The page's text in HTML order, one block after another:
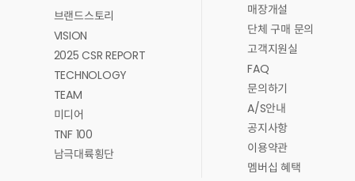
브랜드스토리
VISION
2025 CSR REPORT
TECHNOLOGY
TEAM
미디어
TNF 100
남극대륙횡단
매장개설
단체 구매 문의
고객지원실
FAQ
문의하기
A/S안내
공지사항
이용약관
멤버십 혜택